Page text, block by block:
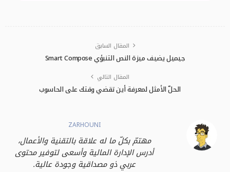
المقال السابق
جيميل يضيف ميزة النص التنبؤي Smart Compose
المقال التالي
الحلّ الأمثل لمعرفة أين تقضي وقتك على الحاسوب
ZARHOUNI
مهتمّ بكلّ ما له علاقة بالتقنية والأعمال،
أدرس الإدارة المالية وأسعى لتوفير محتوى
عربي ذو مصداقية وجودة عالية.